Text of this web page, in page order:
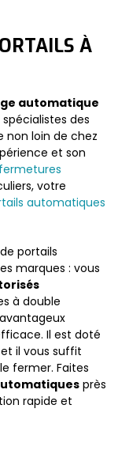
À
automatique
des
loin de chez
et son
votre
automatiques
portails
marques : vous
à double
Il est doté
il vous suffit
fermer. Faites
près
rapide et